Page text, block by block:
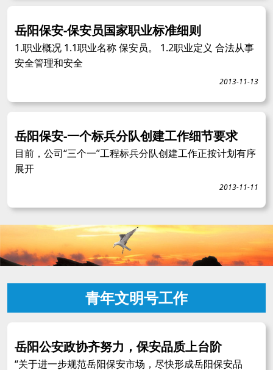
岳阳保安-保安员国家职业标准细则
1.职业概况 1.1职业名称 保安员。 1.2职业定义 合法从事
安全管理和安全
2013-11-13
岳阳保安-一个标兵分队创建工作细节要求
目前，公司“三个一”工程标兵分队创建工作正按计划有序
展开
2013-11-11
青年文明号工作
岳阳公安政协齐努力，保安品质上台阶
“关于进一步规范岳阳保安市场，尽快形成岳阳保安品